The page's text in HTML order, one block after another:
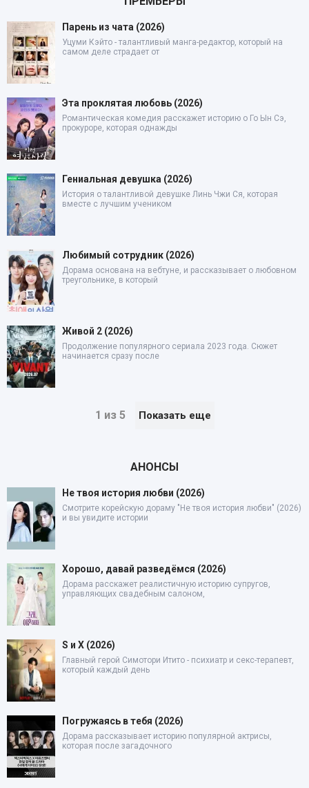
Парень из чата (2026)
Уцуми Кэйто - талантливый манга-редактор, который на
самом деле страдает от
Эта проклятая любовь (2026)
Романтическая комедия расскажет историю о Го Ын Сэ,
прокуроре, которая однажды
Гениальная девушка (2026)
История о талантливой девушке Линь Чжи Ся, которая
вместе с лучшим учеником
Любимый сотрудник (2026)
Дорама основана на вебтуне, и рассказывает о любовном
треугольнике, в который
Живой 2 (2026)
Продолжение популярного сериала 2023 года. Сюжет
начинается сразу после
1 из 5 Показать еще
АНОНСЫ
Не твоя история любви (2026)
Смотрите корейскую дораму "Не твоя история любви" (2026)
и вы увидите истории
Хорошо, давай разведёмся (2026)
Дорама расскажет реалистичную историю супругов,
управляющих свадебным салоном,
S и X (2026)
Главный герой Симотори Итито - психиатр и секс-терапевт,
который каждый день
Погружаясь в тебя (2026)
Дорама рассказывает историю популярной актрисы,
которая после загадочного